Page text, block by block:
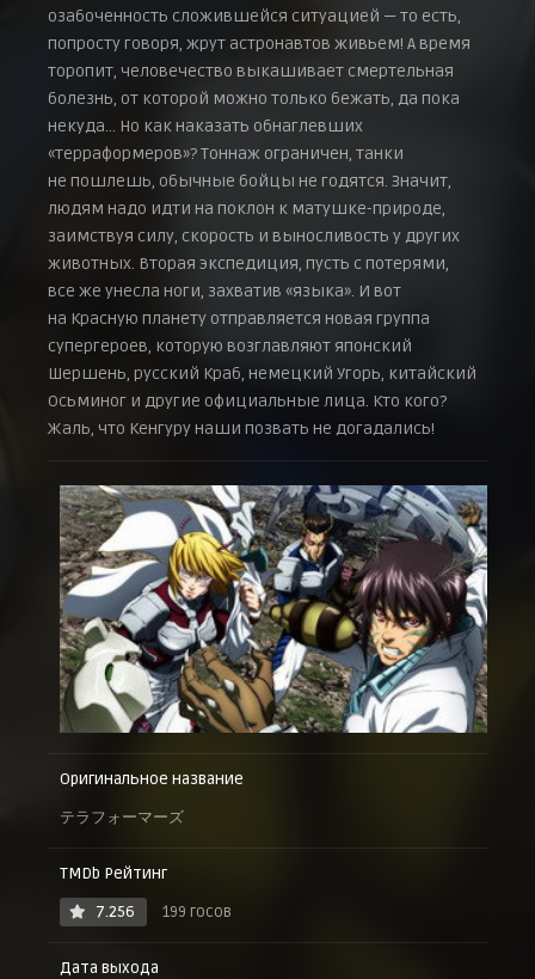
озабоченность сложившейся ситуацией — то есть,
попросту говоря, жрут астронавтов живьем! А время
торопит, человечество выкашивает смертельная
болезнь, от которой можно только бежать, да пока
некуда… Но как наказать обнаглевших
«терраформеров»? Тоннаж ограничен, танки
не пошлешь, обычные бойцы не годятся. Значит,
людям надо идти на поклон к матушке-природе,
заимствуя силу, скорость и выносливость у других
животных. Вторая экспедиция, пусть с потерями,
все же унесла ноги, захватив «языка». И вот
на Красную планету отправляется новая группа
супергероев, которую возглавляют японский
Шершень, русский Краб, немецкий Угорь, китайский
Осьминог и другие официальные лица. Кто кого?
Жаль, что Кенгуру наши позвать не догадались!
Оригинальное название
テラフォーマーズ
TMDb Рейтинг
7.256
199 госов
Дата выхода